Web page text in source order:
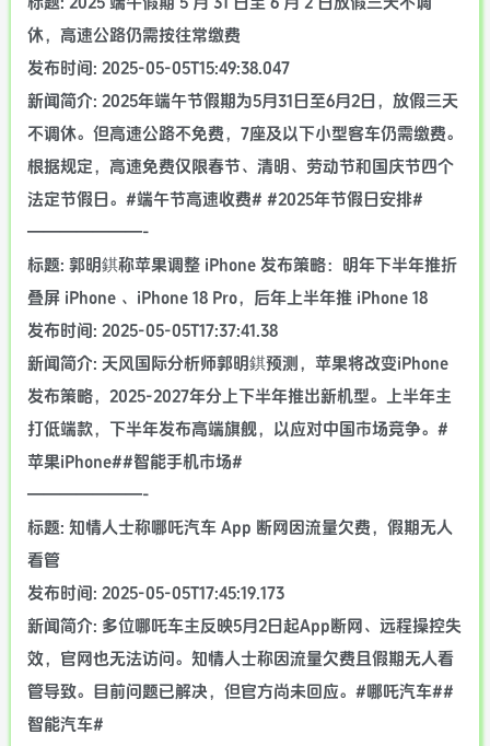
休，高速公路仍需按往常缴费
发布时间: 2025-05-05T15:49:38.047
新闻简介: 2025年端午节假期为5月31日至6月2日，放假三天
不调休。但高速公路不免费，7座及以下小型客车仍需缴费。
根据规定，高速免费仅限春节、清明、劳动节和国庆节四个
法定节假日。#端午节高速收费# #2025年节假日安排#
———————-
标题: 郭明錤称苹果调整 iPhone 发布策略：明年下半年推折
叠屏 iPhone 、iPhone 18 Pro，后年上半年推 iPhone 18
发布时间: 2025-05-05T17:37:41.38
新闻简介: 天风国际分析师郭明錤预测，苹果将改变iPhone
发布策略，2025-2027年分上下半年推出新机型。上半年主
打低端款，下半年发布高端旗舰，以应对中国市场竞争。#
苹果iPhone##智能手机市场#
———————-
标题: 知情人士称哪吒汽车 App 断网因流量欠费，假期无人
看管
发布时间: 2025-05-05T17:45:19.173
新闻简介: 多位哪吒车主反映5月2日起App断网、远程操控失
效，官网也无法访问。知情人士称因流量欠费且假期无人看
管导致。目前问题已解决，但官方尚未回应。#哪吒汽车##
智能汽车#